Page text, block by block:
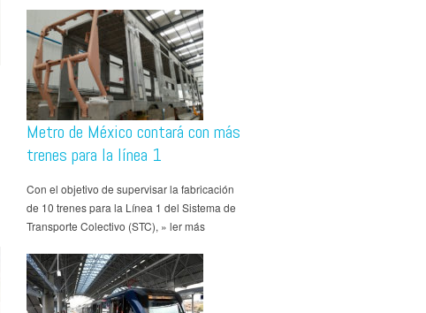
Metro de México contará con más
trenes para la línea 1
Con el objetivo de supervisar la fabricación
de 10 trenes para la Línea 1 del Sistema de
Transporte Colectivo (STC), » ler más